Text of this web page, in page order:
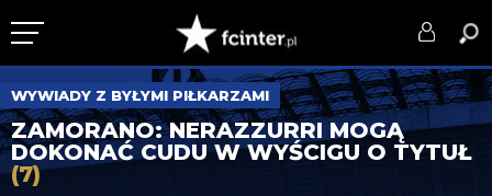
KLUB
DRUŻYNA
SERIE A
WYWIADY Z BYŁYMI PIŁKARZAMI
ZAMORANO: NERAZZURRI MOGĄ
DOKONAĆ CUDU W WYŚCIGU O TYTUŁ
(7)